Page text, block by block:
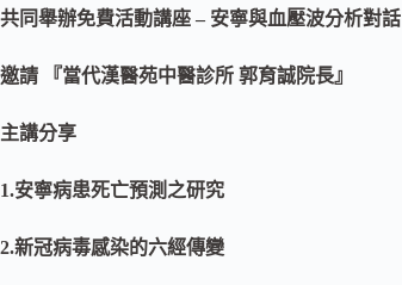
共同舉辦免費活動講座 – 安寧與血壓波分析對話
邀請 『當代漢醫苑中醫診所 郭育誠院長』
主講分享
1.安寧病患死亡預測之研究
2.新冠病毒感染的六經傳變